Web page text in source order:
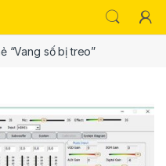
“Vang số bị treo”